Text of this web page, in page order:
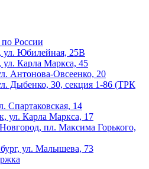
России
ул. Юбилейная, 25В
ул. Карла Маркса, 45
Антонова-Овсеенко, 20
Дыбенко, 30, секция 1-86 (ТРК
Спартаковская, 14
ул. Карла Маркса, 17
пл. Максима Горького,
ул. Малышева, 73